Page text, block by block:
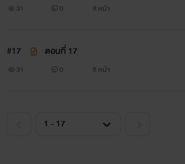
31 0 8 หน้า
#17 ตอนที่ 17
31 0 8 หน้า